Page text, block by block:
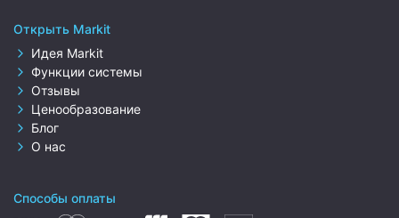
Открыть Markit
Идея Markit
Функции системы
Отзывы
Ценообразование
Блог
О нас
Способы оплаты